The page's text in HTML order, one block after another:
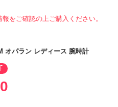
をご確認の上ご購入ください。
オパラン レディース 腕時計